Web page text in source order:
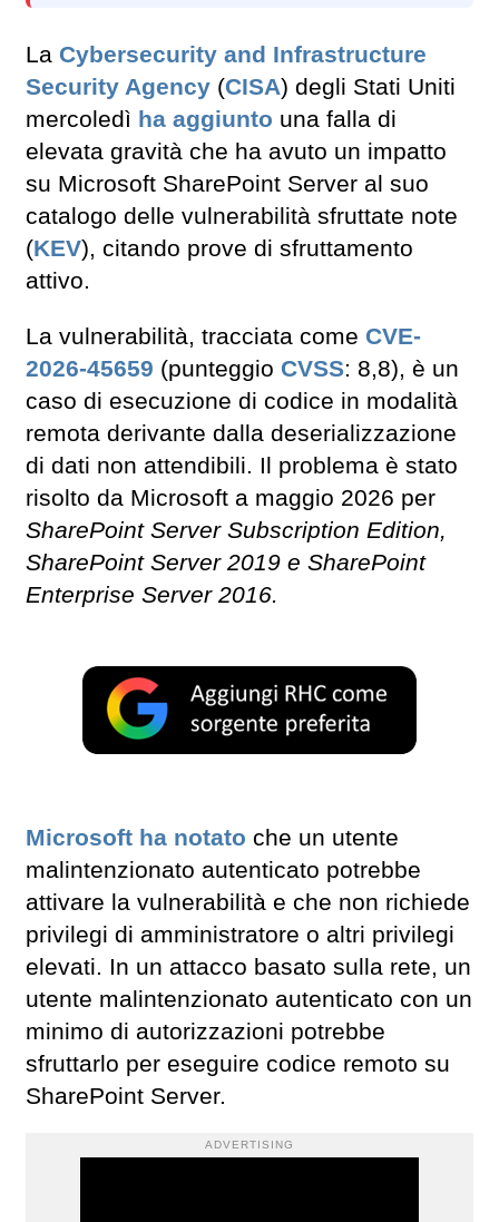
La Cybersecurity and Infrastructure
Security Agency (CISA) degli Stati Uniti
mercoledì ha aggiunto una falla di
elevata gravità che ha avuto un impatto
su Microsoft SharePoint Server al suo
catalogo delle vulnerabilità sfruttate note
(KEV), citando prove di sfruttamento
attivo.
La vulnerabilità, tracciata come CVE-
2026-45659 (punteggio CVSS: 8,8), è un
caso di esecuzione di codice in modalità
remota derivante dalla deserializzazione
di dati non attendibili. Il problema è stato
risolto da Microsoft a maggio 2026 per
SharePoint Server Subscription Edition,
SharePoint Server 2019 e SharePoint
Enterprise Server 2016.
Microsoft ha notato che un utente
malintenzionato autenticato potrebbe
attivare la vulnerabilità e che non richiede
privilegi di amministratore o altri privilegi
elevati. In un attacco basato sulla rete, un
utente malintenzionato autenticato con un
minimo di autorizzazioni potrebbe
sfruttarlo per eseguire codice remoto su
SharePoint Server.
ADVERTISING